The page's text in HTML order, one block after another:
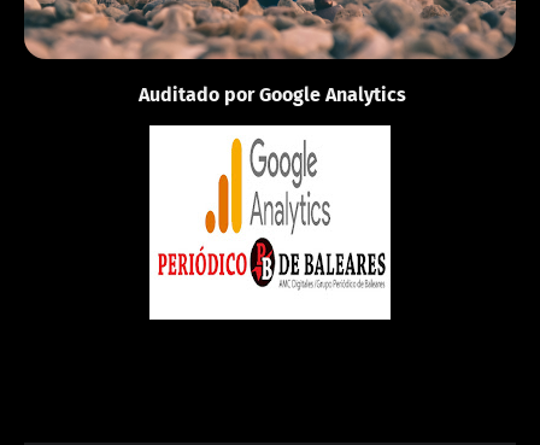
Auditado por Google Analytics